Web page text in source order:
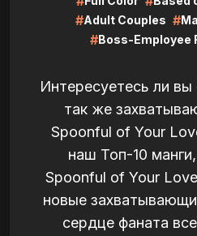
#Adult Couples #
#Boss-Employee
Интересуетесь ли
так же
Spoonful of Your
наш Топ-10
Spoonful of Your
новые
сердце фаната